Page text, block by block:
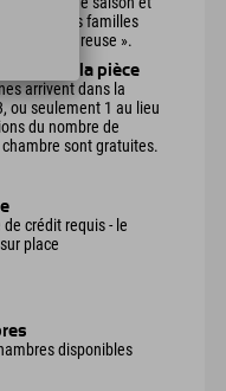
sports. Les familles
heureuse ».
dans la pièce
arrivent dans la
ou seulement 1 au lieu
du nombre de
sont gratuites.
crédit requis - le
place
disponibles